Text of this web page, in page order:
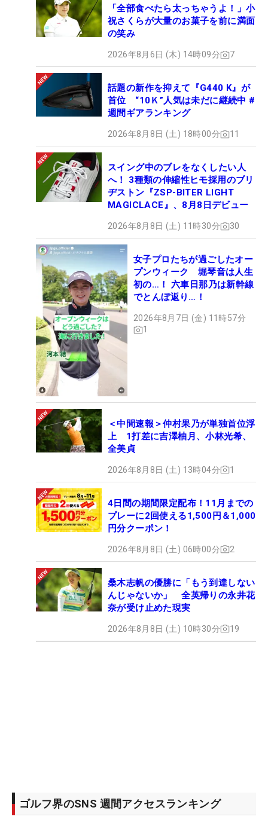
「全部食べたら太っちゃうよ！」小
祝さくらが大量のお菓子を前に満面
の笑み
2026年8月6日 (木) 14時09分 7
話題の新作を抑えて『G440 K』が
首位 “10Ｋ”人気は未だに継続中 #
週間ギアランキング
2026年8月8日 (土) 18時00分 11
スイング中のブレをなくしたい人
へ！ 3種類の伸縮性ヒモ採用のブリ
ヂストン『ZSP-BITER LIGHT
MAGICLACE』、8月8日デビュー
2026年8月8日 (土) 11時30分 30
女子プロたちが過ごしたオー
プンウィーク 堀琴音は人生
初の…！ 六車日那乃は新幹線
でとんぼ返り…！
2026年8月7日 (金) 11時57分
1
＜中間速報＞仲村果乃が単独首位浮
上 1打差に吉澤柚月、小林光希、
全美貞
2026年8月8日 (土) 13時04分 1
4日間の期間限定配布！11月までの
プレーに2回使える1,500円＆1,000
円分クーポン！
2026年8月8日 (土) 06時00分 2
桑木志帆の優勝に「もう到達しない
んじゃないか」 全英帰りの永井花
奈が受け止めた現実
2026年8月8日 (土) 10時30分 19
ゴルフ界のSNS 週間アクセスランキング